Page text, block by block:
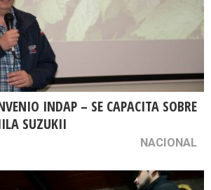
INDAP – SE CAPACITA SOBRE
SUZUKII
NACIONAL